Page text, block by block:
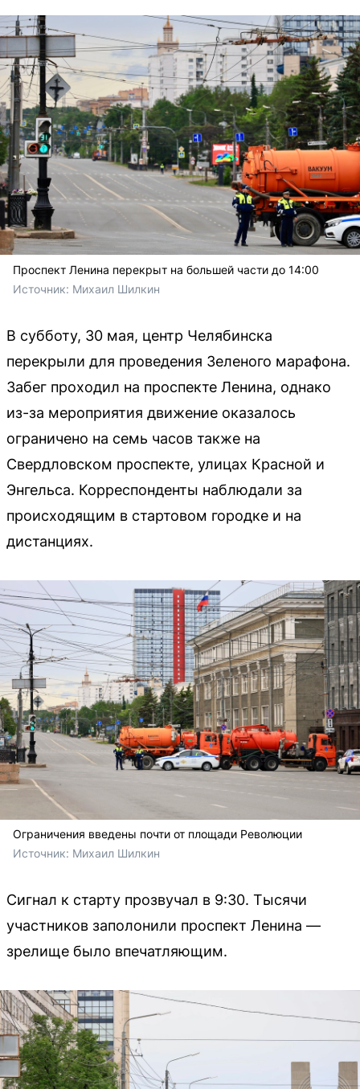
Проспект Ленина перекрыт на большей части до 14:00
Источник: Михаил Шилкин
В субботу, 30 мая, центр Челябинска
перекрыли для проведения Зеленого марафона.
Забег проходил на проспекте Ленина, однако
из-за мероприятия движение оказалось
ограничено на семь часов также на
Свердловском проспекте, улицах Красной и
Энгельса. Корреспонденты наблюдали за
происходящим в стартовом городке и на
дистанциях.
Ограничения введены почти от площади Революции
Источник: Михаил Шилкин
Сигнал к старту прозвучал в 9:30. Тысячи
участников заполонили проспект Ленина —
зрелище было впечатляющим.